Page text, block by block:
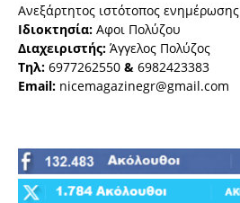
Ανεξάρτητος ιστότοπος ενημέρωσης
Ιδιοκτησία: Αφοι Πολύζου
Διαχειριστής: Άγγελος Πολύζος
Τηλ: 6977262550 & 6982423383
Email: nicemagazinegr@gmail.com